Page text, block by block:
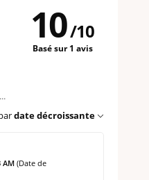
10/10
Basé sur 1 avis
date décroissante
AM (Date de